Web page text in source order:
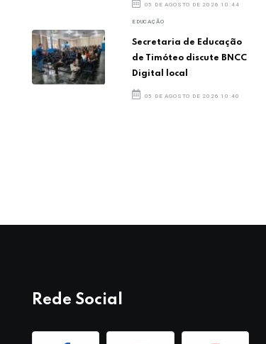
05 DE AGOSTO DE 2026 10:44
EDUCAÇÃO
Secretaria de Educação
de Timóteo discute BNCC
Digital local
05 DE AGOSTO DE 2026 10:40
Rede Social